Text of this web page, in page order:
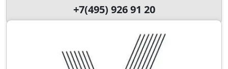
+7(495) 926 91 20